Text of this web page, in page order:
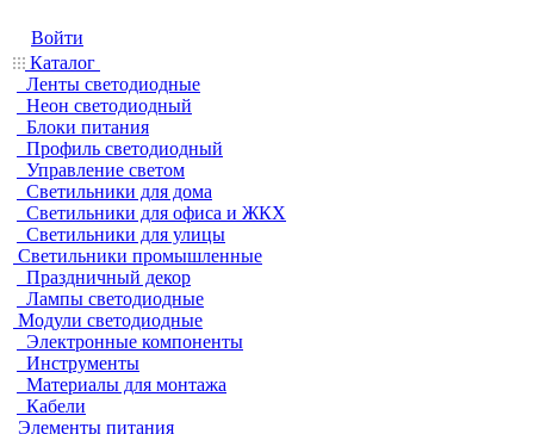
Войти
Каталог
Ленты светодиодные
Неон светодиодный
Блоки питания
Профиль светодиодный
Управление светом
Светильники для дома
Светильники для офиса и ЖКХ
Светильники для улицы
Светильники промышленные
Праздничный декор
Лампы светодиодные
Модули светодиодные
Электронные компоненты
Инструменты
Материалы для монтажа
Кабели
Элементы питания